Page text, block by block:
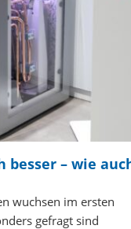
besser – wie
wuchsen im ersten
gefragt sind